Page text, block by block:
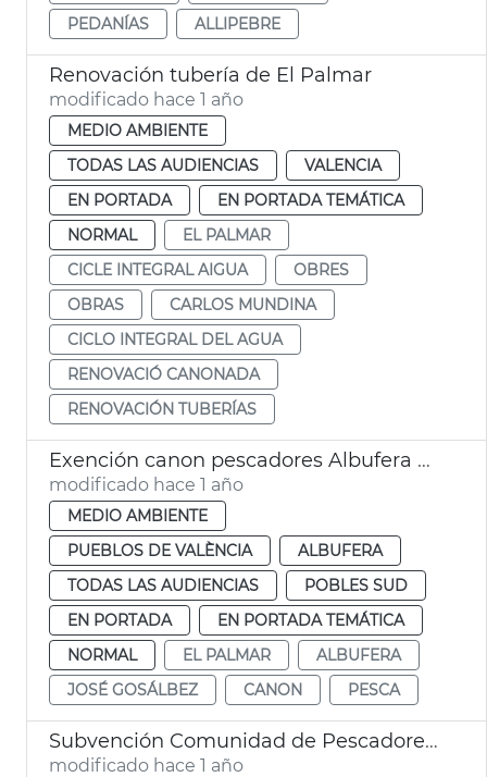
PEDANÍAS
ALLIPEBRE
Renovación tubería de El Palmar
modificado hace 1 año
MEDIO AMBIENTE
TODAS LAS AUDIENCIAS
VALENCIA
EN PORTADA
EN PORTADA TEMÁTICA
NORMAL
EL PALMAR
CICLE INTEGRAL AIGUA
OBRES
OBRAS
CARLOS MUNDINA
CICLO INTEGRAL DEL AGUA
RENOVACIÓ CANONADA
RENOVACIÓN TUBERÍAS
Exención canon pescadores Albufera València
modificado hace 1 año
MEDIO AMBIENTE
PUEBLOS DE VALÈNCIA
ALBUFERA
TODAS LAS AUDIENCIAS
POBLES SUD
EN PORTADA
EN PORTADA TEMÁTICA
NORMAL
EL PALMAR
ALBUFERA
JOSÉ GOSÁLBEZ
CANON PESCA
Subvención Comunidad de Pescadores de El Palmar
modificado hace 1 año